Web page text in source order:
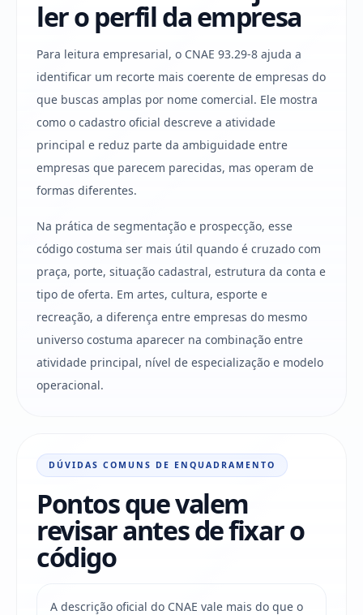
ler o perfil da empresa
Para leitura empresarial, o CNAE 93.29-8 ajuda a
identificar um recorte mais coerente de empresas do
que buscas amplas por nome comercial. Ele mostra
como o cadastro oficial descreve a atividade
principal e reduz parte da ambiguidade entre
empresas que parecem parecidas, mas operam de
formas diferentes.
Na prática de segmentação e prospecção, esse
código costuma ser mais útil quando é cruzado com
praça, porte, situação cadastral, estrutura da conta e
tipo de oferta. Em artes, cultura, esporte e
recreação, a diferença entre empresas do mesmo
universo costuma aparecer na combinação entre
atividade principal, nível de especialização e modelo
operacional.
DÚVIDAS COMUNS DE ENQUADRAMENTO
Pontos que valem
revisar antes de fixar o
código
A descrição oficial do CNAE vale mais do que o